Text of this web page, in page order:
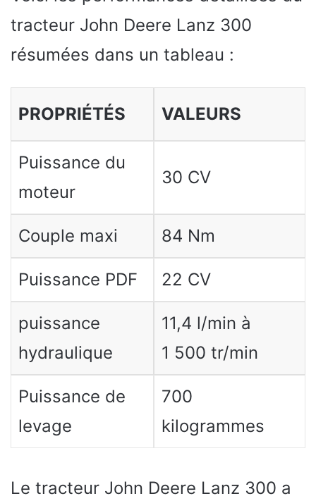
tracteur John Deere Lanz 300
résumées dans un tableau :
PROPRIÉTÉS VALEURS
Puissance du
moteur
30 CV
Couple maxi 84 Nm
Puissance PDF 22 CV
puissance
hydraulique
11,4 l/min à
1 500 tr/min
Puissance de
levage
700
kilogrammes
Le tracteur John Deere Lanz 300 a